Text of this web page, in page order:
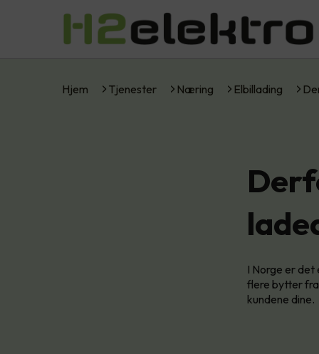
Hjem Tjenester Næring Elbillading
I Norge er
flere bytter
kundene dine.